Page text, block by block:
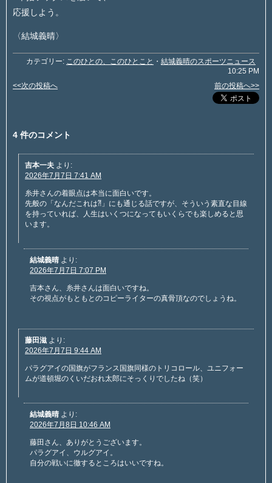
応援しよう。
〈結城義晴〉
カテゴリー: このひとの、このひとこと ・ 結城義晴のスポーツニュース
10:25 PM
<<次の投稿へ
前の投稿へ>>
4 件のコメント
吉本一夫 より:
2026年7月7日 7:41 AM
糸井さんの着眼点は本当に面白いです。
先般の「なんだこれは⁈」にも通じる話ですが、そういう素直な目線
を持っていれば、人生はいくつになってもいくらでも楽しめると思
います。
結城義晴 より:
2026年7月7日 7:07 PM
吉本さん、糸井さんは面白いですね。
その視点がもともとのコピーライターの真骨頂なのでしょうね。
藤田滋 より:
2026年7月7日 9:44 AM
パラグアイの国旗がフランス国旗同様のトリコロール、ユニフォー
ムが道頓堀のくいだおれ太郎にそっくりでしたね（笑）
結城義晴 より:
2026年7月8日 10:46 AM
藤田さん、ありがとうございます。
パラグアイ、ウルグアイ。
自分の戦いに徹するところはいいですね。